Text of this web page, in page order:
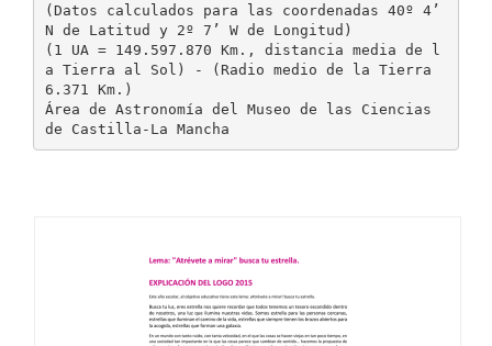
(Datos calculados para las coordenadas 40º 4’
N de Latitud y 2º 7’ W de Longitud)
(1 UA = 149.597.870 Km., distancia media de l
a Tierra al Sol) - (Radio medio de la Tierra
6.371 Km.)
Área de Astronomía del Museo de las Ciencias